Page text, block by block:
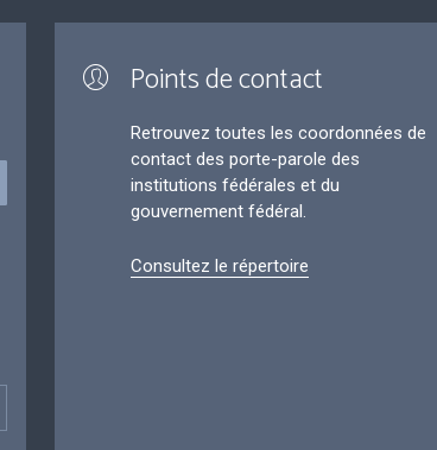
Points de contact
Retrouvez toutes les coordonnées de
contact des porte-parole des
institutions fédérales et du
gouvernement fédéral.
Consultez le répertoire